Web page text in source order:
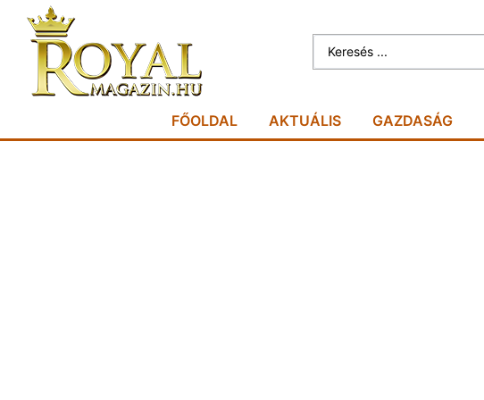
FŐOLDAL AKTUÁLIS GAZDASÁG